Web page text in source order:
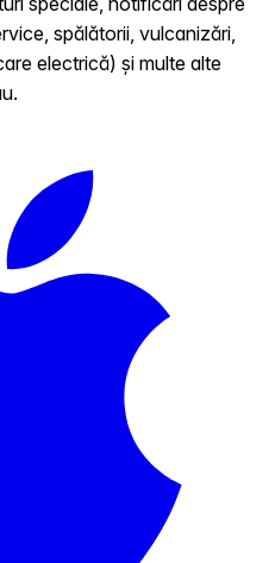
spălătorii, vulcanizări,
electrică) și multe alte